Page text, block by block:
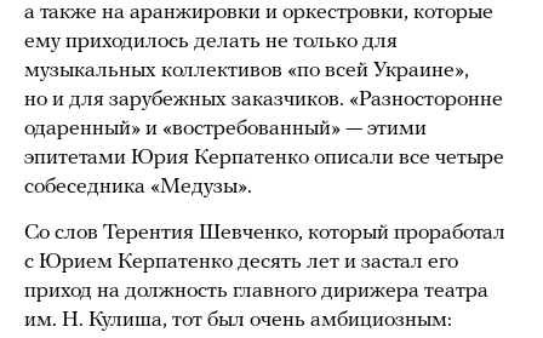
а также на аранжировки и оркестровки, которые
ему приходилось делать не только для
музыкальных коллективов «по всей Украине»,
но и для зарубежных заказчиков. «Разносторонне
одаренный» и «востребованный» — этими
эпитетами Юрия Керпатенко описали все четыре
собеседника «Медузы».
Со слов Терентия Шевченко, который проработал
с Юрием Керпатенко десять лет и застал его
приход на должность главного дирижера театра
им. Н. Кулиша, тот был очень амбициозным: